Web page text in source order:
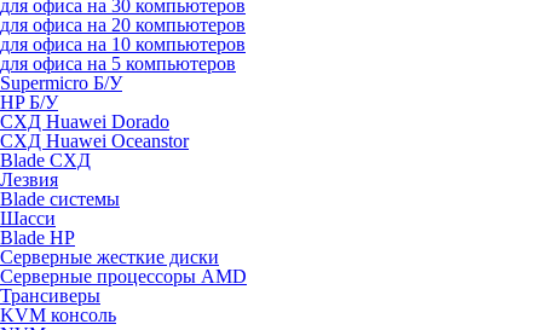
для офиса на 30 компьютеров
для офиса на 20 компьютеров
для офиса на 10 компьютеров
для офиса на 5 компьютеров
Supermicro Б/У
HP Б/У
СХД Huawei Dorado
СХД Huawei Oceanstor
Blade СХД
Лезвия
Blade системы
Шасси
Blade HP
Серверные жесткие диски
Серверные процессоры AMD
Трансиверы
KVM консоль